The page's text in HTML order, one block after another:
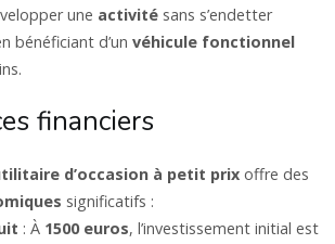
une activité sans s’endetter
bénéficiant d’un véhicule fonctionnel
financiers
d’occasion à petit prix offre des
significatifs :
: À 1500 euros, l’investissement initial est